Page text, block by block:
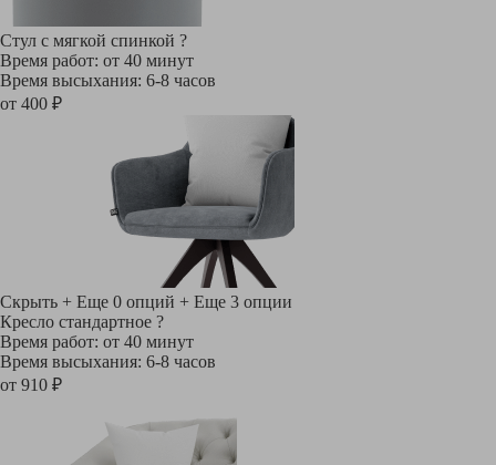
Стул с мягкой спинкой ?
Время работ: от 40 минут
Время высыхания: 6-8 часов
от 400 ₽
Скрыть + Еще 0 опций + Еще 3 опции
Кресло стандартное ?
Время работ: от 40 минут
Время высыхания: 6-8 часов
от 910 ₽